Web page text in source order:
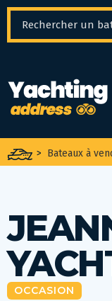
> Bateaux à
OCCASION
Panneau de gestion des